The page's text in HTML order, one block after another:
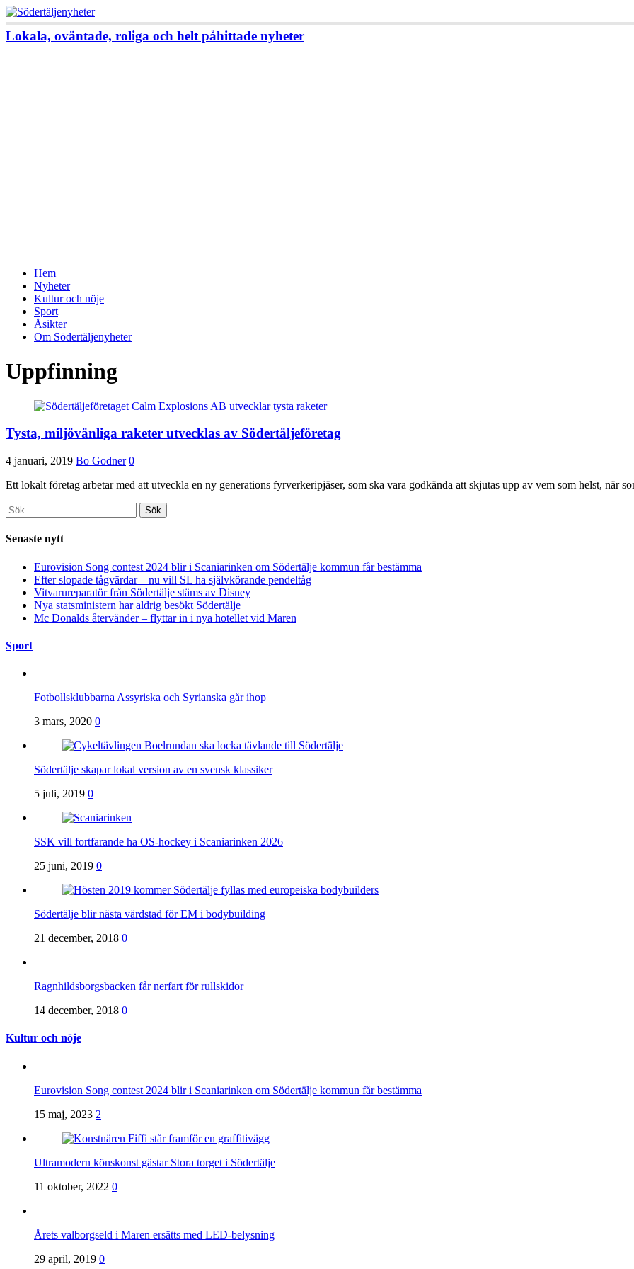
Lokala, oväntade, roliga och helt påhittade nyheter
Hem
Nyheter
Kultur och nöje
Sport
Åsikter
Om Södertäljenyheter
Uppfinning
Tysta, miljövänliga raketer utvecklas av Södertäljeföretag
4 januari, 2019 Bo Godner 0
Ett lokalt företag arbetar med att utveckla en ny generations fyrverkeripjäser, som ska vara godkända att skjutas upp av vem som helst, när
Sök
efter:
Senaste nytt
Eurovision Song contest 2024 blir i Scaniarinken om Södertälje kommun får bestämma
Efter slopade tågvärdar – nu vill SL ha självkörande pendeltåg
Vitvarureparatör från Södertälje stäms av Disney
Nya statsministern har aldrig besökt Södertälje
Mc Donalds återvänder – flyttar in i nya hotellet vid Maren
Sport
Fotbollsklubbarna Assyriska och Syrianska går ihop
3 mars, 2020 0
Södertälje skapar lokal version av en svensk klassiker
5 juli, 2019 0
SSK vill fortfarande ha OS-hockey i Scaniarinken 2026
25 juni, 2019 0
Södertälje blir nästa värdstad för EM i bodybuilding
21 december, 2018 0
Ragnhildsborgsbacken får nerfart för rullskidor
14 december, 2018 0
Kultur och nöje
Eurovision Song contest 2024 blir i Scaniarinken om Södertälje kommun får bestämma
15 maj, 2023 2
Ultramodern könskonst gästar Stora torget i Södertälje
11 oktober, 2022 0
Årets valborgseld i Maren ersätts med LED-belysning
29 april, 2019 0